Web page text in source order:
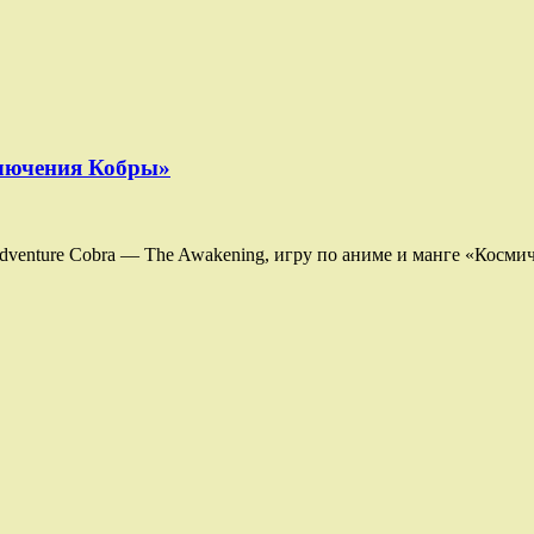
Кобры»
Cobra — The Awakening, игру по аниме и манге